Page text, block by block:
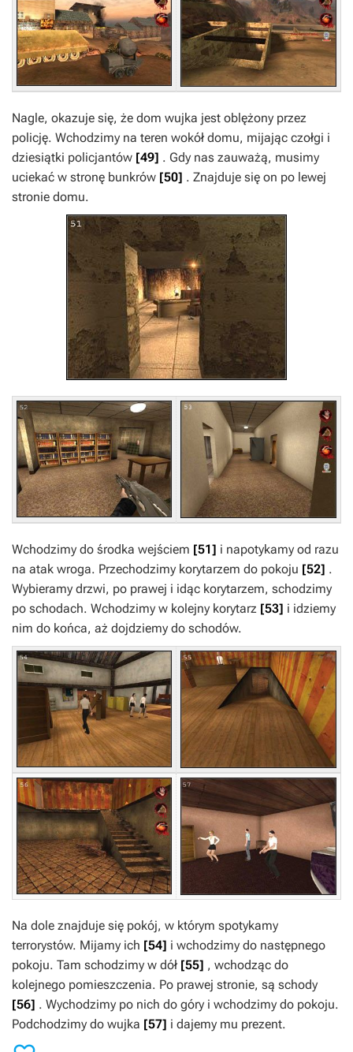
Nagle, okazuje się, że dom wujka jest oblężony przez
policję. Wchodzimy na teren wokół domu, mijając czołgi i
dziesiątki policjantów [49] . Gdy nas zauważą, musimy
uciekać w stronę bunkrów [50] . Znajduje się on po lewej
stronie domu.
Wchodzimy do środka wejściem [51] i napotykamy od razu
na atak wroga. Przechodzimy korytarzem do pokoju [52] .
Wybieramy drzwi, po prawej i idąc korytarzem, schodzimy
po schodach. Wchodzimy w kolejny korytarz [53] i idziemy
nim do końca, aż dojdziemy do schodów.
Na dole znajduje się pokój, w którym spotykamy
terrorystów. Mijamy ich [54] i wchodzimy do następnego
pokoju. Tam schodzimy w dół [55] , wchodząc do
kolejnego pomieszczenia. Po prawej stronie, są schody
[56] . Wychodzimy po nich do góry i wchodzimy do pokoju.
Podchodzimy do wujka [57] i dajemy mu prezent.